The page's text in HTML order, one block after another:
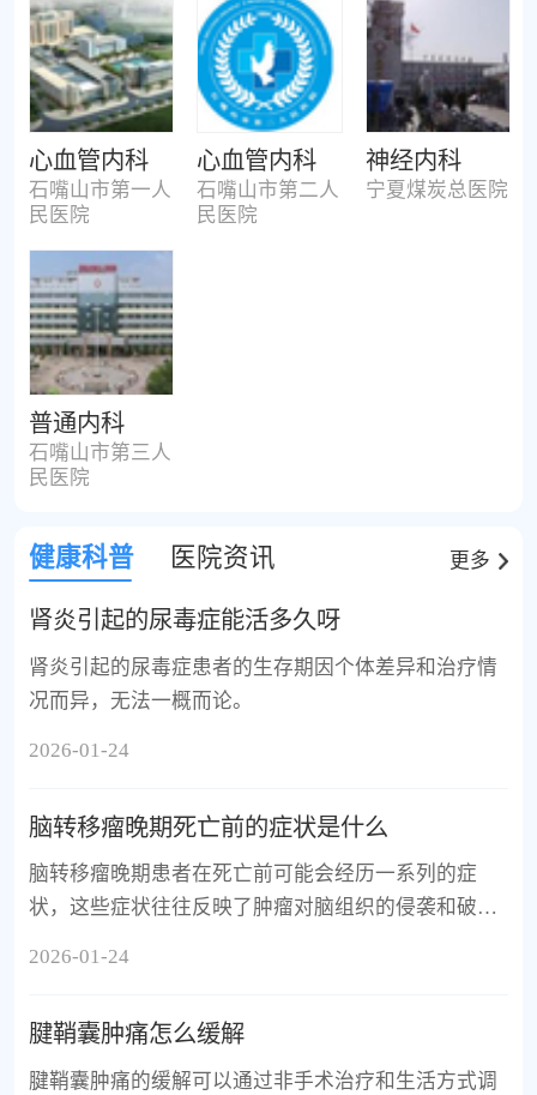
心血管内科
石嘴山市第一人
民医院
心血管内科
石嘴山市第二人
民医院
神经内科
宁夏煤炭总医院
普通内科
石嘴山市第三人
民医院
健康科普 医院资讯 更多
肾炎引起的尿毒症能活多久呀
肾炎引起的尿毒症患者的生存期因个体差异和治疗情
况而异，无法一概而论。
2026-01-24
脑转移瘤晚期死亡前的症状是什么
脑转移瘤晚期患者在死亡前可能会经历一系列的症
状，这些症状往往反映了肿瘤对脑组织的侵袭和破
2026-01-24
腱鞘囊肿痛怎么缓解
腱鞘囊肿痛的缓解可以通过非手术治疗和生活方式调